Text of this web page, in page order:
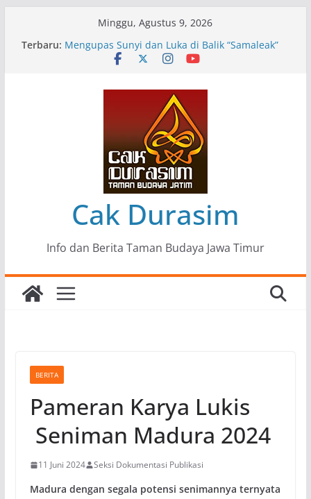
Minggu, Agustus 9, 2026
Terbaru: Pameran Lukisan Komunitas Patria Seni Rupa
Kota Blitar : Ketika “Bergerak” Menjadi Mantra
Mengupas Sunyi dan Luka di Balik “Samaleak”
Menjaga Marwah Seni dan Budaya: Catatan
Kunjungan Kerja Ir. Bambang Haryo Soekartono
(BHS) Anggota DPR RI ke Taman Budaya Jawa
Pameran Tunggal 35 Karya Agus Koecink
“Tumbang Tambang”, Ungkapan Kritis Tentang
Derita Pekerja Pertambangan
Cak Durasim
Info dan Berita Taman Budaya Jawa Timur
BERITA
Pameran Karya Lukis
Seniman Madura 2024
11 Juni 2024 Seksi Dokumentasi Publikasi
Madura dengan segala potensi senimannya ternyata